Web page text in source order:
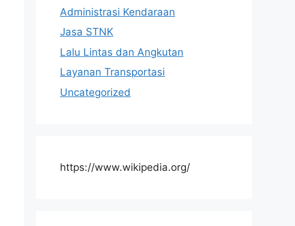
Administrasi Kendaraan
Jasa STNK
Lalu Lintas dan Angkutan
Layanan Transportasi
Uncategorized
https://www.wikipedia.org/